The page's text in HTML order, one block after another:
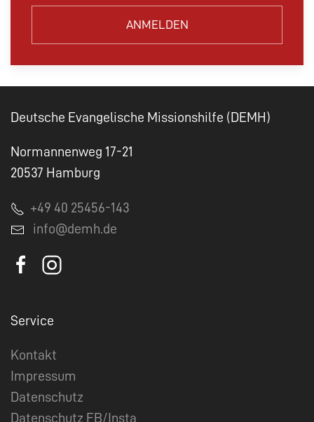
ANMELDEN
Deutsche Evangelische Missionshilfe (DEMH)
Normannenweg 17-21
20537 Hamburg
+49 40 25456-143
info@demh.de
Service
Kontakt
Impressum
Datenschutz
Datenschutz FB/Insta